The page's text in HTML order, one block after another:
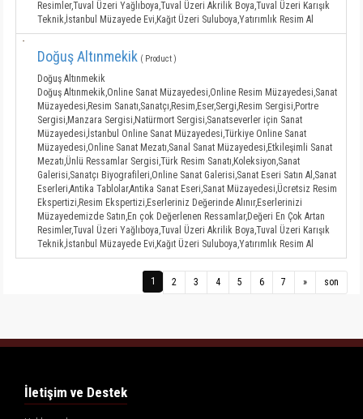
Resimler,Tuval Üzeri Yağlıboya,Tuval Üzeri Akrilik Boya,Tuval Üzeri Karışık
Teknik,İstanbul Müzayede Evi,Kağıt Üzeri Suluboya,Yatırımlık Resim Al
Doğuş Altınmekik ( Product )
Doğuş Altınmekik
Doğuş Altınmekik,Online Sanat Müzayedesi,Online Resim Müzayedesi,Sanat
Müzayedesi,Resim Sanatı,Sanatçı,Resim,Eser,Sergi,Resim Sergisi,Portre
Sergisi,Manzara Sergisi,Natürmort Sergisi,Sanatseverler için Sanat
Müzayedesi,İstanbul Online Sanat Müzayedesi,Türkiye Online Sanat
Müzayedesi,Online Sanat Mezatı,Sanal Sanat Müzayedesi,Etkileşimli Sanat
Mezatı,Ünlü Ressamlar Sergisi,Türk Resim Sanatı,Koleksiyon,Sanat
Galerisi,Sanatçı Biyografileri,Online Sanat Galerisi,Sanat Eseri Satın Al,Sanat
Eserleri,Antika Tablolar,Antika Sanat Eseri,Sanat Müzayedesi,Ücretsiz Resim
Ekspertizi,Resim Ekspertizi,Eserleriniz Değerinde Alınır,Eserlerinizi
Müzayedemizde Satın,En çok Değerlenen Ressamlar,Değeri En Çok Artan
Resimler,Tuval Üzeri Yağlıboya,Tuval Üzeri Akrilik Boya,Tuval Üzeri Karışık
Teknik,İstanbul Müzayede Evi,Kağıt Üzeri Suluboya,Yatırımlık Resim Al
1 2 3 4 5 6 7 » son
İletişim ve Destek